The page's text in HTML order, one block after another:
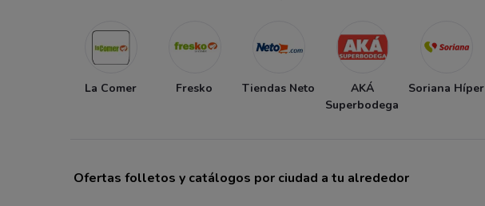
La Comer Fresko Tiendas Neto
AKÁ
Superbodega
Soriana Híper
Ofertas folletos y catálogos por ciudad a tu alrededor